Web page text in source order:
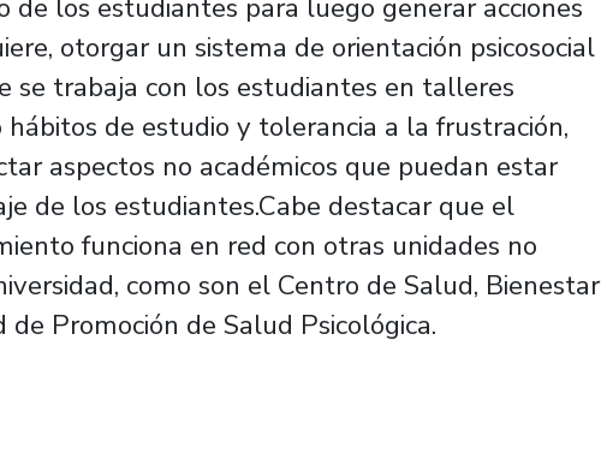
de los estudiantes para luego generar acciones
otorgar un sistema de orientación psicosocial
se trabaja con los estudiantes en talleres
de estudio y tolerancia a la frustración,
aspectos no académicos que puedan estar
de los estudiantes.Cabe destacar que el
funciona en red con otras unidades no
como son el Centro de Salud, Bienestar
Promoción de Salud Psicológica.